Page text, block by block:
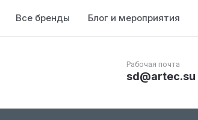
Все бренды Блог и мероприятия
Рабочая почта
sd@artec.su